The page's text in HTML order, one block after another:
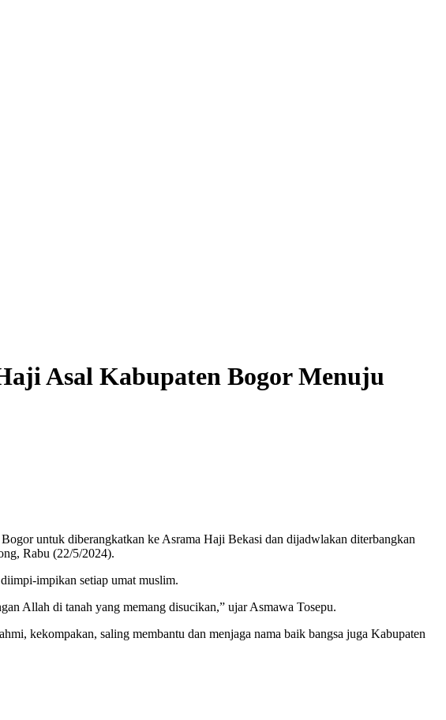
Asal Kabupaten Bogor Menuju
untuk diberangkatkan ke Asrama Haji Bekasi dan dijadwlakan diterbangkan
Rabu (22/5/2024).
impikan setiap umat muslim.
Allah di tanah yang memang disucikan,” ujar Asmawa Tosepu.
kekompakan, saling membantu dan menjaga nama baik bangsa juga Kabupaten